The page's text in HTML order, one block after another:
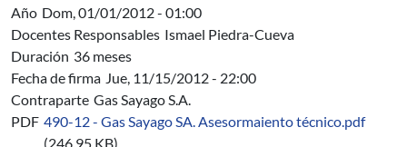
Año Dom, 01/01/2012 - 01:00
Docentes Responsables Ismael Piedra-Cueva
Duración 36 meses
Fecha de firma Jue, 11/15/2012 - 22:00
Contraparte Gas Sayago S.A.
PDF 490-12 - Gas Sayago SA. Asesormaiento técnico.pdf
(246.95 KB)